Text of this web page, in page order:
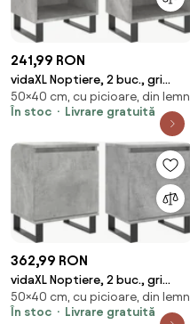
241,99 RON
vidaXL Noptiere, 2 buc., gri
beton, 40x30x50 cm, lemn
compozit
50×40 cm, cu picioare, din lemn
În stoc
Livrare gratuită
362,99 RON
vidaXL Noptiere, 2 buc., gri
beton, 40x30x50 cm, lemn
compozit
50×40 cm, cu picioare, din lemn
În stoc
Livrare gratuită